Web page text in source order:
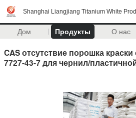
Shanghai Liangjiang Titanium White
Дом Продукты О нас
CAS отсутствие порошка
7727-43-7 для чернил/